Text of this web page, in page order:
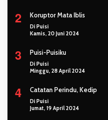
2 Koruptor Mata Iblis
Di Puisi
Kamis, 20 Juni 2024
3 Puisi-Puisiku
Di Puisi
Minggu, 28 April 2024
4 Catatan Perindu, Kedip
Di Puisi
Jumat, 19 April 2024